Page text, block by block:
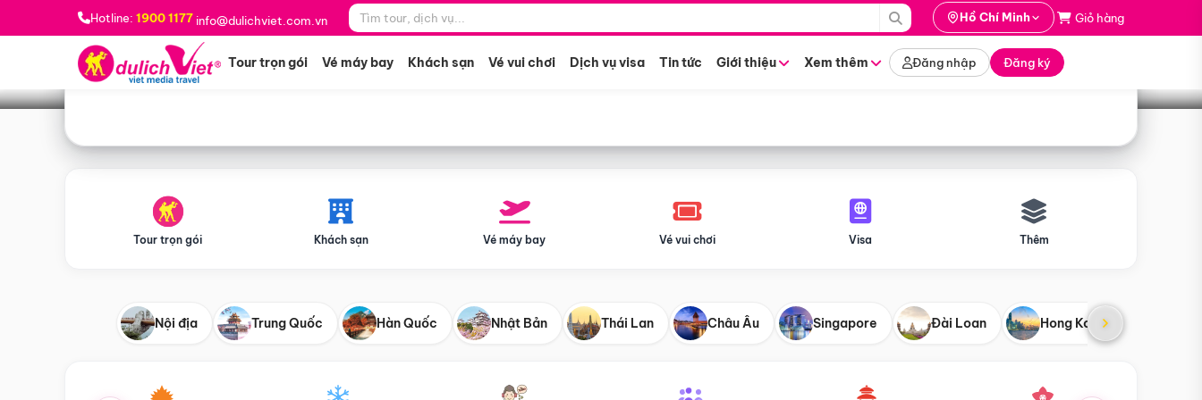
Hotline: 1900 1177 info@dulichviet.com.vn Hồ Chí Minh Giỏ hàng
Tour trọn gói Vé máy bay Khách sạn Vé vui chơi Dịch vụ visa Tin tức Giới thiệu Xem thêm Đăng nhập Đăng ký
Bạn muốn đi đâu? *
Tìm tour
Tour trọn gói Khách sạn Vé máy bay Vé vui chơi Visa Thêm
Nội địa Trung Quốc Hàn Quốc Nhật Bản Thái Lan Châu Âu Singapore Đài Loan Hong Kong